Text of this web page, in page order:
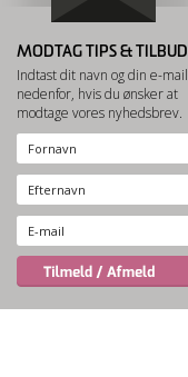
MODTAG TIPS & TILBUD
Indtast dit navn og din e-mail
nedenfor, hvis du ønsker at
modtage vores nyhedsbrev.